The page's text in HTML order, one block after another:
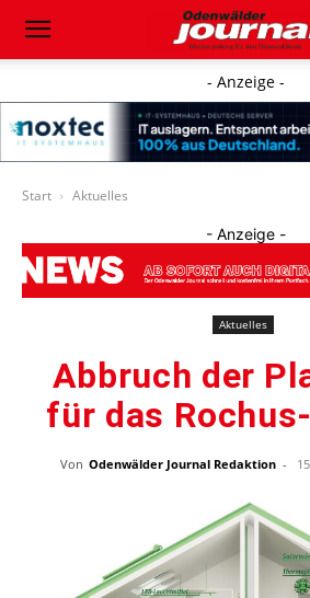
- Anzeige -
Start Aktuelles
- Anzeige -
Aktuelles
Abbruch der
für das
Von Odenwälder Journal Redaktion -